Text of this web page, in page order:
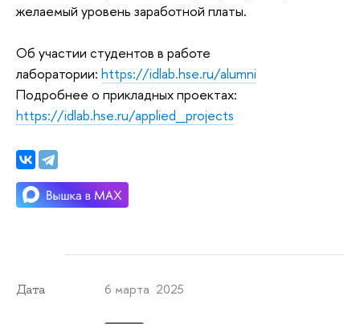
желаемый уровень заработной платы.
Об участии студентов в работе
лаборатории: https://idlab.hse.ru/alumni
Подробнее о прикладных проектах:
https://idlab.hse.ru/applied_projects
Дата 6 марта 2025